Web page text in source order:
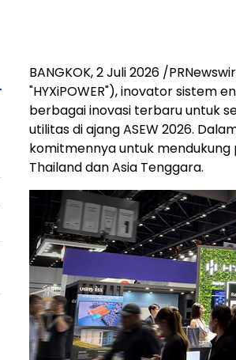
BANGKOK, 2 Juli 2026 /
"HYXiPOWER"), inovator sistem
berbagai inovasi terbaru untuk
utilitas di ajang ASEW 2026.
komitmennya untuk
Thailand dan Asia Tenggara.